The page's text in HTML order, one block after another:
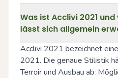
Was ist Acclivi 2021
lässt sich allgemein
Acclivi 2021 bezeichnet
2021. Die genaue Stilistik
Terroir und Ausbau ab: